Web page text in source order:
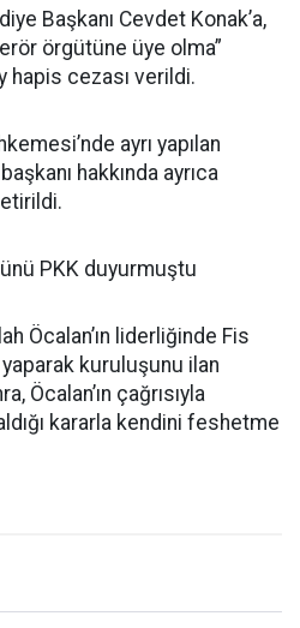
Başkanı Cevdet Konak’a,
örgütüne üye olma”
hapis cezası verildi.
ayrı yapılan
hakkında ayrıca
PKK duyurmuştu
Öcalan’ın liderliğinde Fis
yaparak kuruluşunu ilan
Öcalan’ın çağrısıyla
kararla kendini feshetme